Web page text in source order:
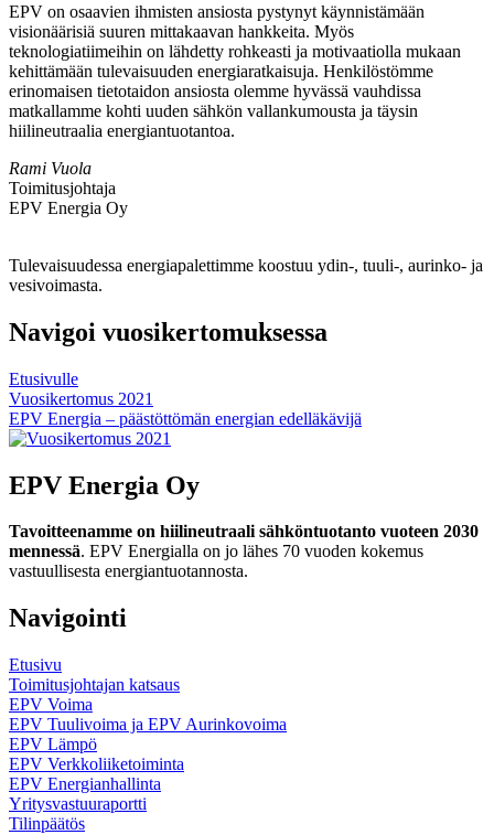
EPV on osaavien ihmisten ansiosta pystynyt käynnistämään
visionäärisiä suuren mittakaavan hankkeita. Myös
teknologiatiimeihin on lähdetty rohkeasti ja motivaatiolla mukaan
kehittämään tulevaisuuden energiaratkaisuja. Henkilöstömme
erinomaisen tietotaidon ansiosta olemme hyvässä vauhdissa
matkallamme kohti uuden sähkön vallankumousta ja täysin
hiilineutraalia energiantuotantoa.
Rami Vuola
Toimitusjohtaja
EPV Energia Oy
Tulevaisuudessa energiapalettimme koostuu ydin-, tuuli-, aurinko- ja
vesivoimasta.
Navigoi vuosikertomuksessa
Etusivulle
Vuosikertomus 2021
EPV Energia – päästöttömän energian edelläkävijä
EPV Energia Oy
Tavoitteenamme on hiilineutraali sähköntuotanto vuoteen 2030
mennessä. EPV Energialla on jo lähes 70 vuoden kokemus
vastuullisesta energiantuotannosta.
Navigointi
Etusivu
Toimitusjohtajan katsaus
EPV Voima
EPV Tuulivoima ja EPV Aurinkovoima
EPV Lämpö
EPV Verkkoliiketoiminta
EPV Energianhallinta
Yritysvastuuraportti
Tilinpäätös